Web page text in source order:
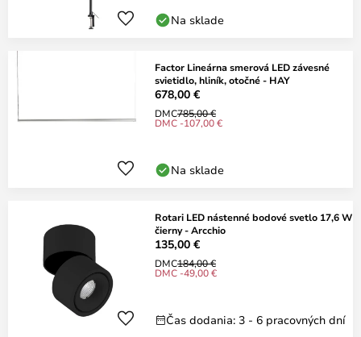
Na sklade
Factor Lineárna smerová LED závesné
svietidlo, hliník, otočné - HAY
678,00 €
DMC785,00 €
DMC -107,00 €
Na sklade
Rotari LED nástenné bodové svetlo 17,6 W
čierny - Arcchio
135,00 €
DMC184,00 €
DMC -49,00 €
Čas dodania: 3 - 6 pracovných dní